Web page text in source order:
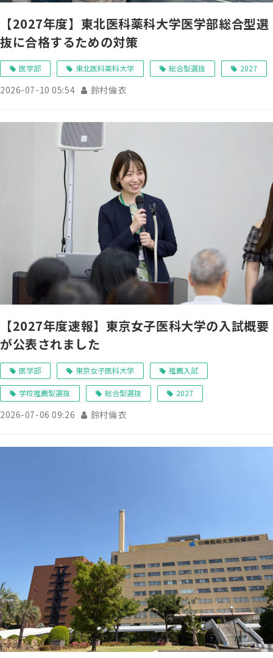
【2027年度】東北医科薬科大学医学部総合型選
抜に合格するための対策
医学部 東北医科薬科大学 総合型選抜 2027
2026-07-10 05:54 鈴村倫衣
【2027年度速報】東京女子医科大学の入試概要
が公表されました
医学部 東京女子医科大学 推薦入試
学校推薦型選抜 総合型選抜 2027
2026-07-06 09:26 鈴村倫衣